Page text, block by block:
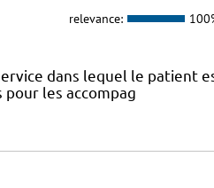
relevance:
dans lequel le patient
les accompag